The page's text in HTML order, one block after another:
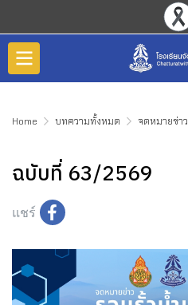
Home บทความทั้งหมด จดหมายข่าว
ฉบับที่ 63/2569
แชร์